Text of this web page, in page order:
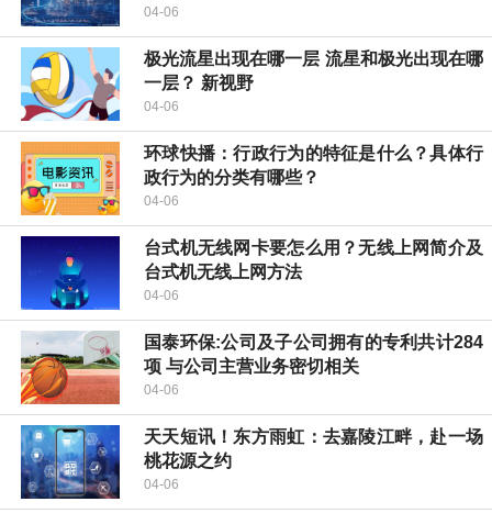
04-06
极光流星出现在哪一层 流星和极光出现在哪
一层？ 新视野
04-06
环球快播：行政行为的特征是什么？具体行
政行为的分类有哪些？
04-06
台式机无线网卡要怎么用？无线上网简介及
台式机无线上网方法
04-06
国泰环保:公司及子公司拥有的专利共计284
项 与公司主营业务密切相关
04-06
天天短讯！东方雨虹：去嘉陵江畔，赴一场
桃花源之约
04-06